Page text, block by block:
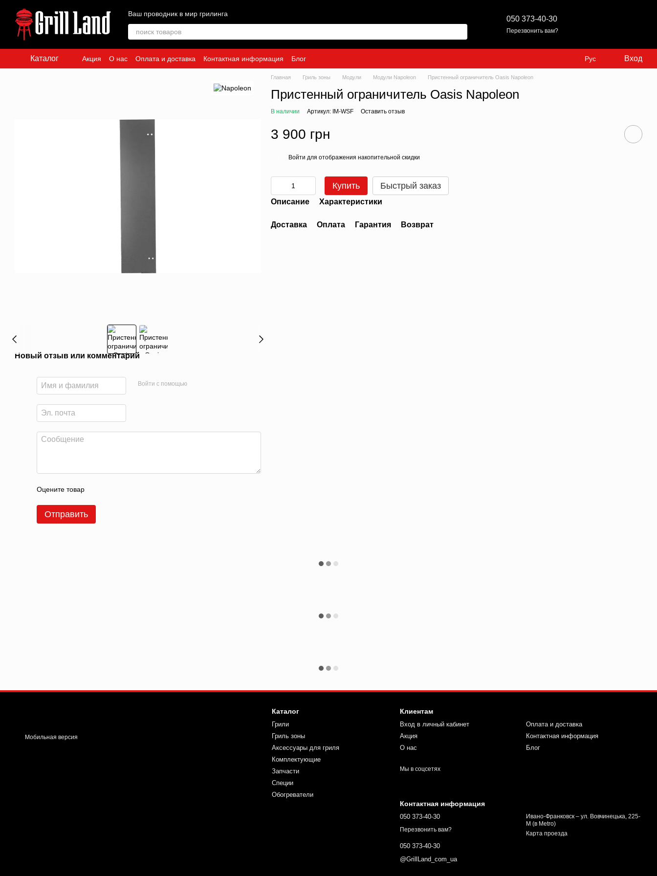
Перейти к основному контенту
Ваш проводник в мир грилинга
050 373-40-30
Перезвонить вам?
Каталог Акция О нас Оплата и доставка Контактная информация Блог Рус Вход
Новый отзыв или комментарий
Войти с помощью
Оцените товар
Отправить
Главная Гриль зоны Модули Модули Napoleon Пристенный ограничитель Oasis Napoleon
Пристенный ограничитель Oasis Napoleon
В наличии Артикул: IM-WSF Оставить отзыв
3 900 грн
Войти для отображения накопительной скидки
Купить Быстрый заказ
Описание Характеристики
Доставка Оплата Гарантия Возврат
Мобильная версия
Каталог
Грили
Гриль зоны
Аксессуары для гриля
Комплектующие
Запчасти
Специи
Обогреватели
Клиентам
Вход в личный кабинет
Акция
О нас
Оплата и доставка
Контактная информация
Блог
Мы в соцсетях
Контактная информация
050 373-40-30
Перезвонить вам?
050 373-40-30
@GrillLand_com_ua
Ивано-Франковск – ул. Вовчинецька, 225-
М (в Metro)
Карта проезда